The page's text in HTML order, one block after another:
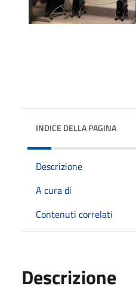
INDICE DELLA PAGINA
Descrizione
A cura di
Contenuti correlati
Descrizione